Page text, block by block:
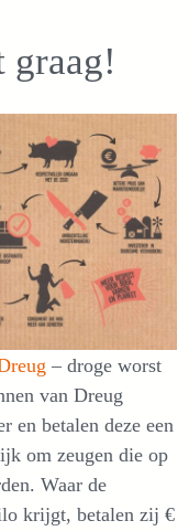
graag!
– droge worst
van Dreug
en betalen deze een
om zeugen die op
Waar de
krijgt, betalen zij €